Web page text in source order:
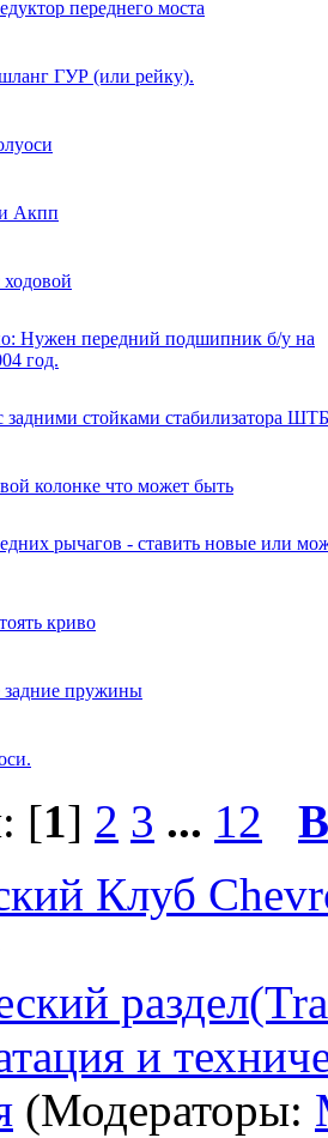
переднего моста
ГУР (или рейку).
Акпп
Нужен передний подшипник б/у на
год.
задними стойками стабилизатора
колонке что может быть
рычагов - ставить новые или
криво
задние пружины
[1] 2 3 ... 12
Клуб
и
(Модераторы: